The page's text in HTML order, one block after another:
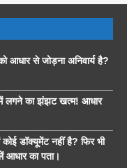
से जोड़ना अनिवार्य है?
लगने का झंझट खत्म! आधार
डॉक्यूमेंट नहीं है? फिर भी
का पता।